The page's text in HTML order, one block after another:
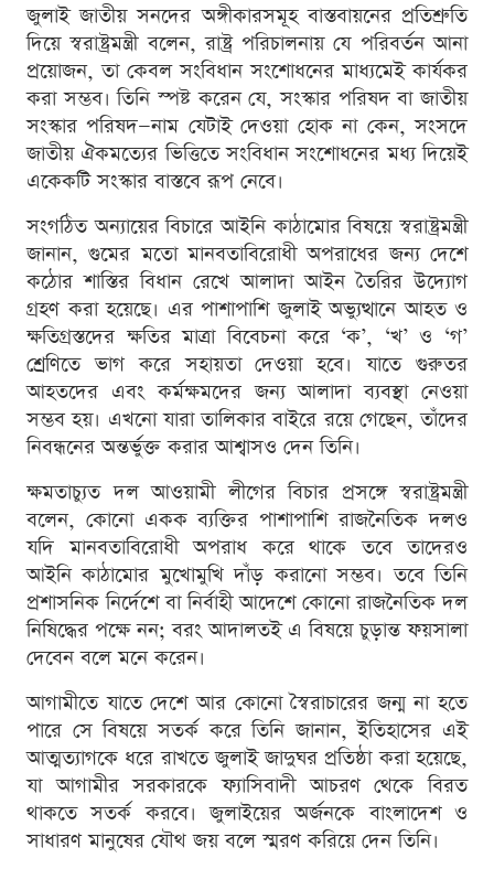
জুলাই জাতীয় সনদের অঙ্গীকারসমূহ বাস্তবায়নের প্রতিশ্রুতি
দিয়ে স্বরাষ্ট্রমন্ত্রী বলেন, রাষ্ট্র পরিচালনায় যে পরিবর্তন আনা
প্রয়োজন, তা কেবল সংবিধান সংশোধনের মাধ্যমেই কার্যকর
করা সম্ভব। তিনি স্পষ্ট করেন যে, সংস্কার পরিষদ বা জাতীয়
সংস্কার পরিষদ—নাম যেটাই দেওয়া হোক না কেন, সংসদে
জাতীয় ঐকমত্যের ভিত্তিতে সংবিধান সংশোধনের মধ্য দিয়েই
একেকটি সংস্কার বাস্তবে রূপ নেবে।
সংগঠিত অন্যায়ের বিচারে আইনি কাঠামোর বিষয়ে স্বরাষ্ট্রমন্ত্রী
জানান, গুমের মতো মানবতাবিরোধী অপরাধের জন্য দেশে
কঠোর শাস্তির বিধান রেখে আলাদা আইন তৈরির উদ্যোগ
গ্রহণ করা হয়েছে। এর পাশাপাশি জুলাই অভ্যুত্থানে আহত ও
ক্ষতিগ্রস্তদের ক্ষতির মাত্রা বিবেচনা করে ‘ক’, ‘খ’ ও ‘গ’
শ্রেণিতে ভাগ করে সহায়তা দেওয়া হবে। যাতে গুরুতর
আহতদের এবং কর্মক্ষমদের জন্য আলাদা ব্যবস্থা নেওয়া
সম্ভব হয়। এখনো যারা তালিকার বাইরে রয়ে গেছেন, তাঁদের
নিবন্ধনের অন্তর্ভুক্ত করার আশ্বাসও দেন তিনি।
ক্ষমতাচ্যুত দল আওয়ামী লীগের বিচার প্রসঙ্গে স্বরাষ্ট্রমন্ত্রী
বলেন, কোনো একক ব্যক্তির পাশাপাশি রাজনৈতিক দলও
যদি মানবতাবিরোধী অপরাধ করে থাকে তবে তাদেরও
আইনি কাঠামোর মুখোমুখি দাঁড় করানো সম্ভব। তবে তিনি
প্রশাসনিক নির্দেশে বা নির্বাহী আদেশে কোনো রাজনৈতিক দল
নিষিদ্ধের পক্ষে নন; বরং আদালতই এ বিষয়ে চুড়ান্ত ফয়সালা
দেবেন বলে মনে করেন।
আগামীতে যাতে দেশে আর কোনো স্বৈরাচারের জন্ম না হতে
পারে সে বিষয়ে সতর্ক করে তিনি জানান, ইতিহাসের এই
আত্মত্যাগকে ধরে রাখতে জুলাই জাদুঘর প্রতিষ্ঠা করা হয়েছে,
যা আগামীর সরকারকে ফ্যাসিবাদী আচরণ থেকে বিরত
থাকতে সতর্ক করবে। জুলাইয়ের অর্জনকে বাংলাদেশ ও
সাধারণ মানুষের যৌথ জয় বলে স্মরণ করিয়ে দেন তিনি।